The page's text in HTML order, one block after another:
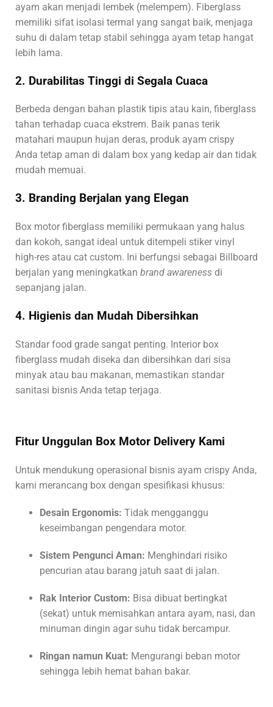
ayam akan menjadi lembek (melempem). Fiberglass
memiliki sifat isolasi termal yang sangat baik, menjaga
suhu di dalam tetap stabil sehingga ayam tetap hangat
lebih lama.
2. Durabilitas Tinggi di Segala Cuaca
Berbeda dengan bahan plastik tipis atau kain, fiberglass
tahan terhadap cuaca ekstrem. Baik panas terik
matahari maupun hujan deras, produk ayam crispy
Anda tetap aman di dalam box yang kedap air dan tidak
mudah memuai.
3. Branding Berjalan yang Elegan
Box motor fiberglass memiliki permukaan yang halus
dan kokoh, sangat ideal untuk ditempeli stiker vinyl
high-res atau cat custom. Ini berfungsi sebagai Billboard
berjalan yang meningkatkan brand awareness di
sepanjang jalan.
4. Higienis dan Mudah Dibersihkan
Standar food grade sangat penting. Interior box
fiberglass mudah diseka dan dibersihkan dari sisa
minyak atau bau makanan, memastikan standar
sanitasi bisnis Anda tetap terjaga.
Fitur Unggulan Box Motor Delivery Kami
Untuk mendukung operasional bisnis ayam crispy Anda,
kami merancang box dengan spesifikasi khusus:
Desain Ergonomis: Tidak mengganggu
keseimbangan pengendara motor.
Sistem Pengunci Aman: Menghindari risiko
pencurian atau barang jatuh saat di jalan.
Rak Interior Custom: Bisa dibuat bertingkat
(sekat) untuk memisahkan antara ayam, nasi, dan
minuman dingin agar suhu tidak bercampur.
Ringan namun Kuat: Mengurangi beban motor
sehingga lebih hemat bahan bakar.